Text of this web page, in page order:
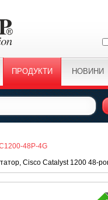
ПРОДУКТИ НОВИНИ
48P-4G
Cisco Catalyst 1200 48-